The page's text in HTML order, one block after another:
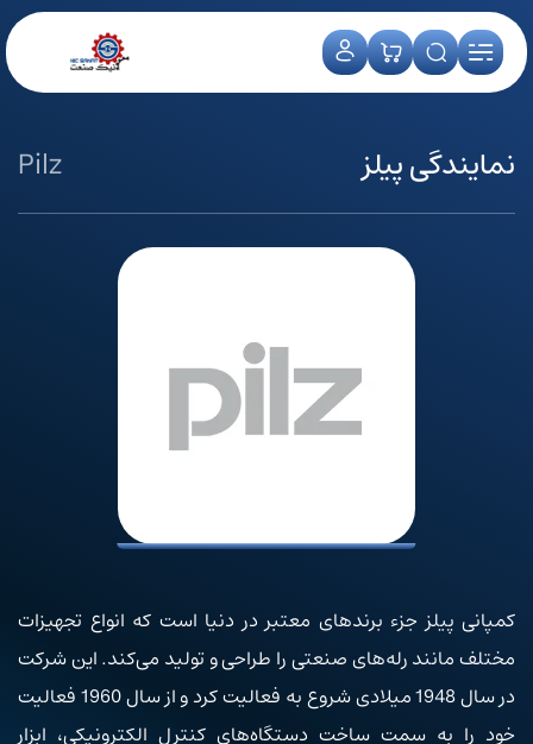
نمایندگی پیلز Pilz
کمپانی پیلز جزء برندهای معتبر در دنیا است که انواع تجهیزات
مختلف مانند رله‌های صنعتی را طراحی و تولید می‌کند. این شرکت
در سال 1948 میلادی شروع به فعالیت کرد و از سال 1960 فعالیت
خود را به سمت ساخت دستگاه‌های کنترل الکترونیکی، ابزار